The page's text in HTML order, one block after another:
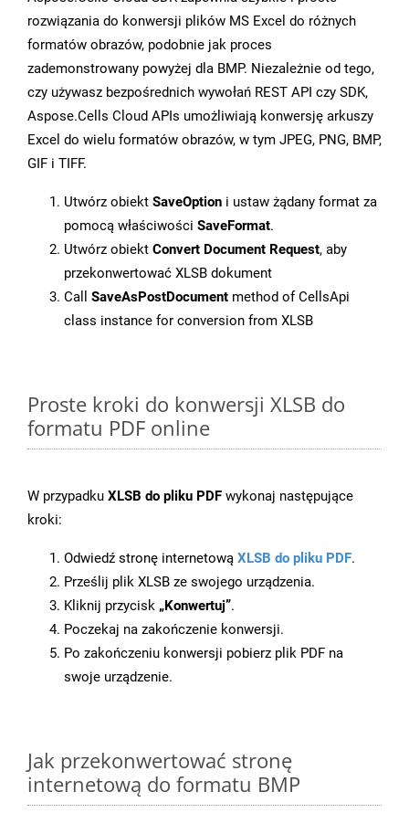
rozwiązania do konwersji plików MS Excel do różnych
formatów obrazów, podobnie jak proces
zademonstrowany powyżej dla BMP. Niezależnie od tego,
czy używasz bezpośrednich wywołań REST API czy SDK,
Aspose.Cells Cloud APIs umożliwiają konwersję arkuszy
Excel do wielu formatów obrazów, w tym JPEG, PNG, BMP,
GIF i TIFF.
Utwórz obiekt SaveOption i ustaw żądany format za
pomocą właściwości SaveFormat.
Utwórz obiekt Convert Document Request, aby
przekonwertować XLSB dokument
Call SaveAsPostDocument method of CellsApi
class instance for conversion from XLSB
Proste kroki do konwersji XLSB do
formatu PDF online
W przypadku XLSB do pliku PDF wykonaj następujące
kroki:
Odwiedź stronę internetową XLSB do pliku PDF.
Prześlij plik XLSB ze swojego urządzenia.
Kliknij przycisk „Konwertuj”.
Poczekaj na zakończenie konwersji.
Po zakończeniu konwersji pobierz plik PDF na
swoje urządzenie.
Jak przekonwertować stronę
internetową do formatu BMP